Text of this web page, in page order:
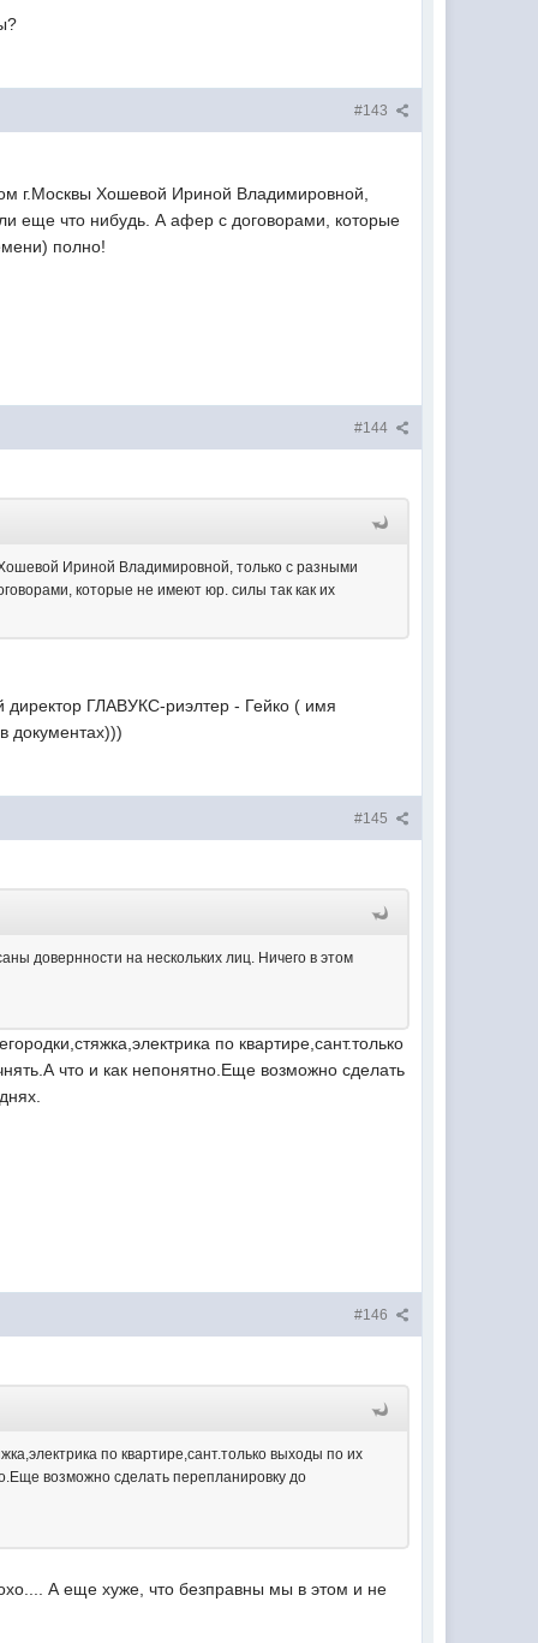
#143
г.Москвы Хошевой Ириной Владимировной,
еще что нибудь. А афер с договорами, которые
полно!
#144
Ириной Владимировной, только с разными
которые не имеют юр. силы так как их
директор ГЛАВУКС-риэлтер - Гейко ( имя
документах)))
#145
довернности на нескольких лиц. Ничего в этом
по квартире,сант.только
что и как непонятно.Еще возможно сделать
#146
по квартире,сант.только выходы по их
возможно сделать перепланировку до
А еще хуже, что безправны мы в этом и не